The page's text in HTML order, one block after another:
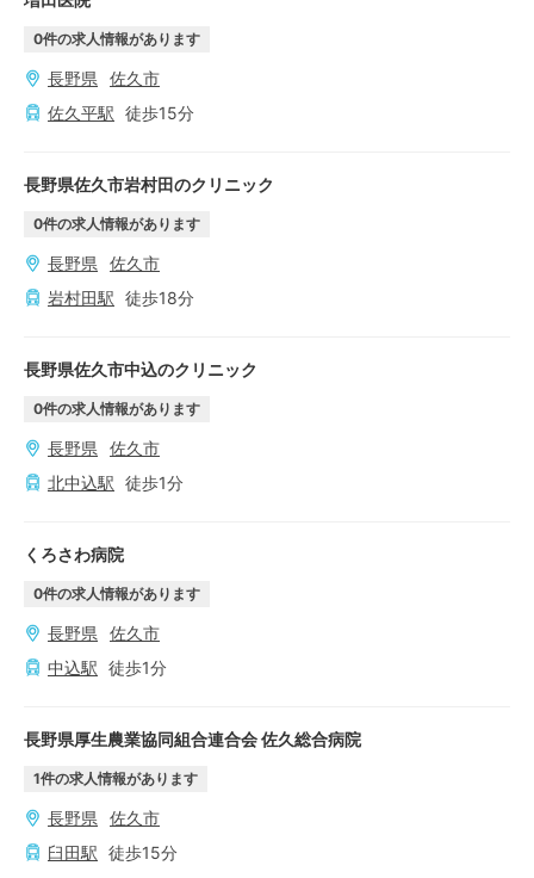
0件の求人情報があります
長野県
佐久市
佐久平駅 徒歩15分
長野県佐久市岩村田のクリニック
0件の求人情報があります
長野県
佐久市
岩村田駅 徒歩18分
長野県佐久市中込のクリニック
0件の求人情報があります
長野県
佐久市
北中込駅 徒歩1分
くろさわ病院
0件の求人情報があります
長野県
佐久市
中込駅 徒歩1分
長野県厚生農業協同組合連合会 佐久総合病院
1件の求人情報があります
長野県
佐久市
臼田駅 徒歩15分